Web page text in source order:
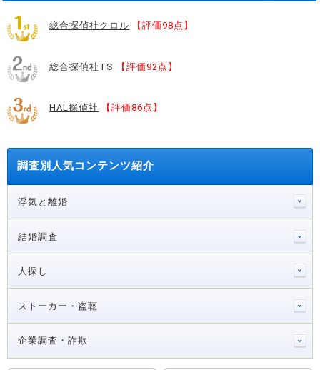
総合探偵社クロル 【評価98点】
総合探偵社TS 【評価92点】
HAL探偵社 【評価86点】
調査別人気コンテンツ紹介
浮気と離婚
結婚調査
人探し
ストーカー・盗聴
企業調査・詐欺